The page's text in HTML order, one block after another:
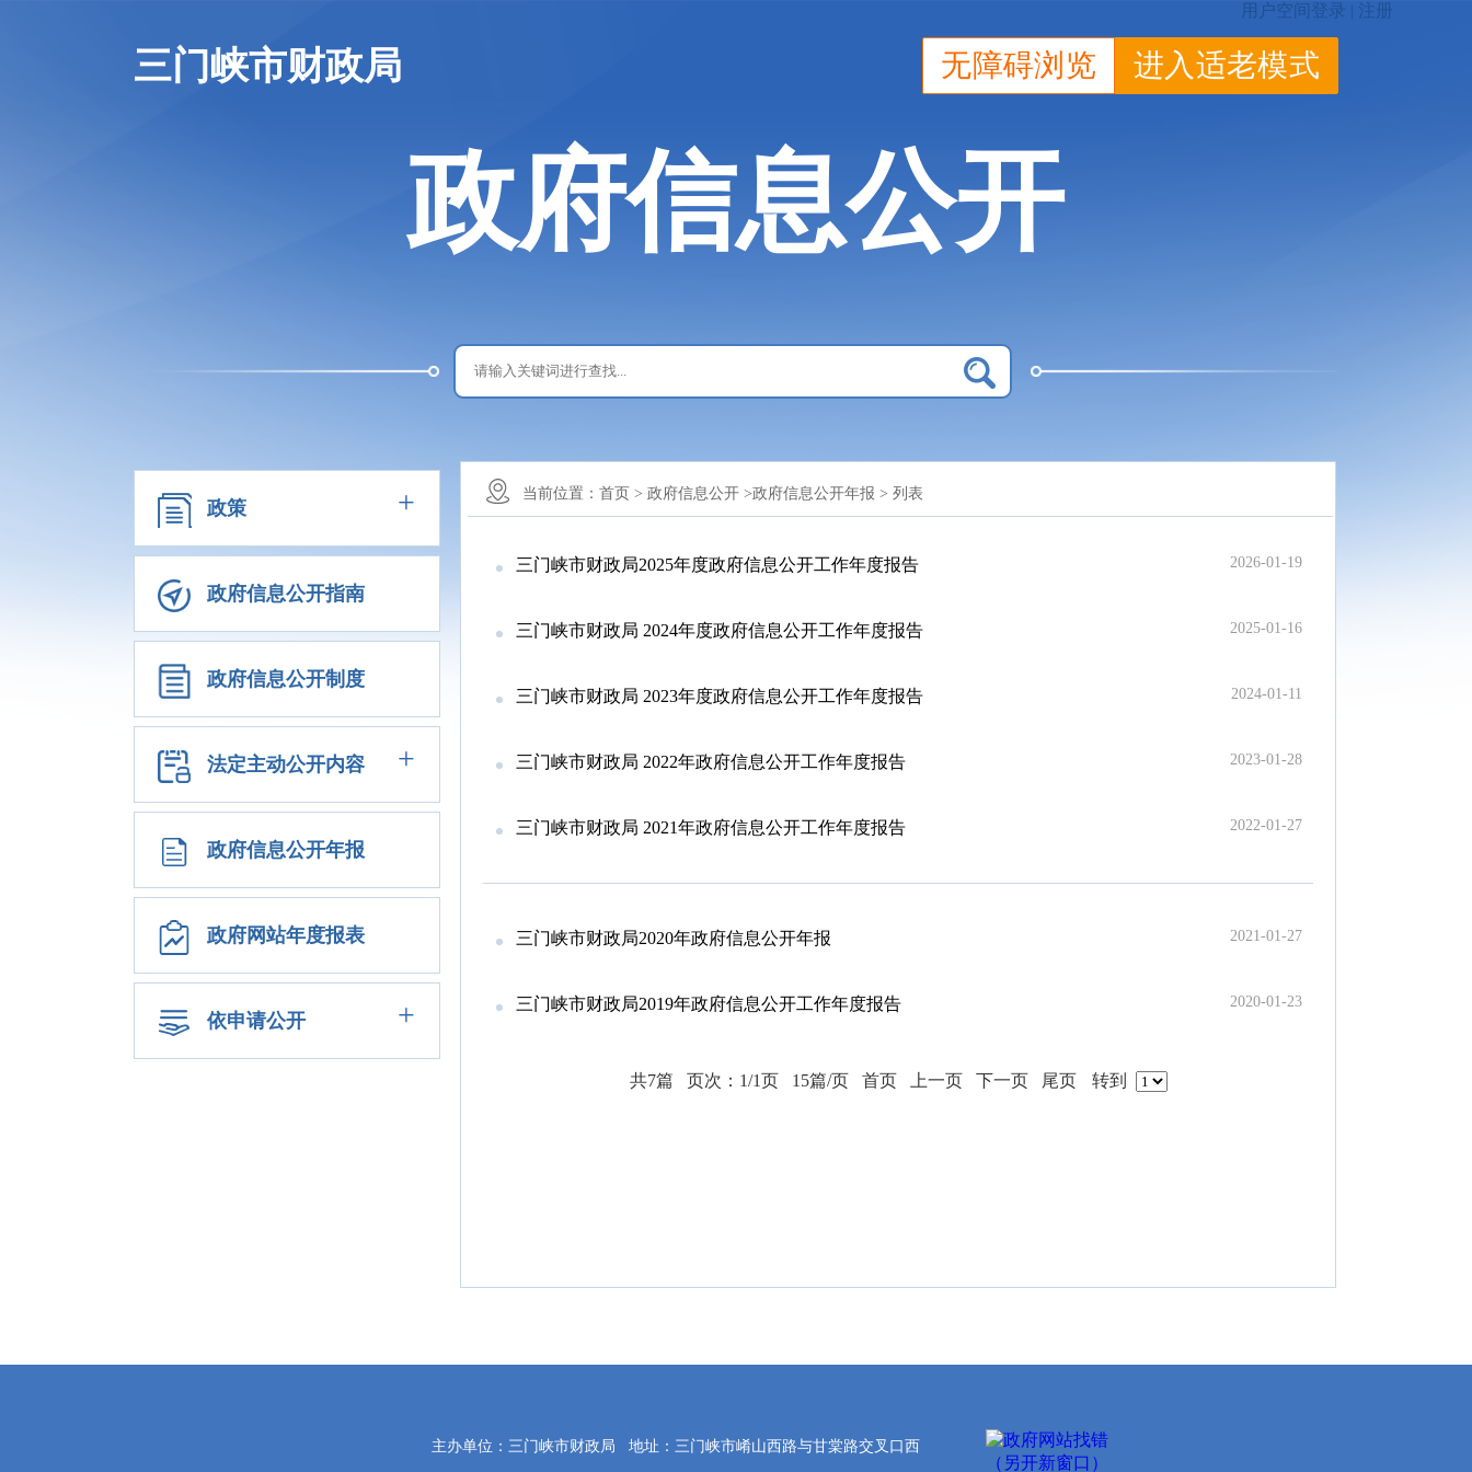
三门峡市财政局 无障碍浏览 进入适老模式
政府信息公开
政策 +
政府信息公开指南
政府信息公开制度
法定主动公开内容 +
政府信息公开年报
政府网站年度报表
依申请公开 +
当前位置： 首页 > 政府信息公开 >政府信息公开年报 > 列表
三门峡市财政局2025年度政府信息公开工作年度报告 2026-01-19
三门峡市财政局 2024年度政府信息公开工作年度报告 2025-01-16
三门峡市财政局 2023年度政府信息公开工作年度报告 2024-01-11
三门峡市财政局 2022年政府信息公开工作年度报告 2023-01-28
三门峡市财政局 2021年政府信息公开工作年度报告 2022-01-27
三门峡市财政局2020年政府信息公开年报 2021-01-27
三门峡市财政局2019年政府信息公开工作年度报告 2020-01-23
共7篇 页次：1/1页 15篇/页 首页 上一页 下一页 尾页 转到
主办单位：三门峡市财政局 地址：三门峡市崤山西路与甘棠路交叉口西